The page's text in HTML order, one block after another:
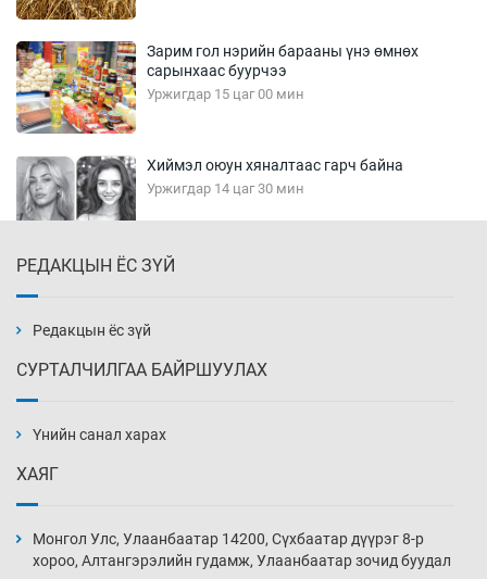
Зарим гол нэрийн барааны үнэ өмнөх
сарынхаас буурчээ
Уржигдар 15 цаг 00 мин
Хиймэл оюун хяналтаас гарч байна
Уржигдар 14 цаг 30 мин
Уржигдар 14 цаг 00 мин
нэмэгджээ
Уржигдар 13 цаг 30 мин
РЕДАКЦЫН ЁС ЗҮЙ
Редакцын ёс зүй
СУРТАЛЧИЛГАА БАЙРШУУЛАХ
Үнийн санал харах
ХАЯГ
Монгол Улс, Улаанбаатар 14200, Сүхбаатар дүүрэг 8-р
хороо, Алтангэрэлийн гудамж, Улаанбаатар зочид буудал